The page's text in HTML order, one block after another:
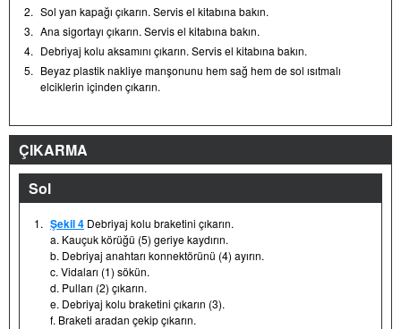
2. Sol yan kapağı çıkarın. Servis el kitabına bakın.
3. Ana sigortayı çıkarın. Servis el kitabına bakın.
4. Debriyaj kolu aksamını çıkarın. Servis el kitabına bakın.
5. Beyaz plastik nakliye manşonunu hem sağ hem de sol ısıtmalı
elciklerin içinden çıkarın.
ÇIKARMA
Sol
1. Şekil 4 Debriyaj kolu braketini çıkarın.
a. Kauçuk körüğü (5) geriye kaydırın.
b. Debriyaj anahtarı konnektörünü (4) ayırın.
c. Vidaları (1) sökün.
d. Pulları (2) çıkarın.
e. Debriyaj kolu braketini çıkarın (3).
f. Braketi aradan çekip çıkarın.